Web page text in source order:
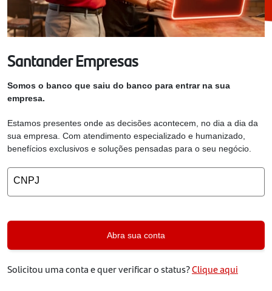
Santander Empresas
Somos o banco que saiu do banco para entrar na sua
empresa.
Estamos presentes onde as decisões acontecem, no dia a dia da
sua empresa. Com atendimento especializado e humanizado,
benefícios exclusivos e soluções pensadas para o seu negócio.
CNPJ
Abra sua conta
Solicitou uma conta e quer verificar o status?Clique aqui